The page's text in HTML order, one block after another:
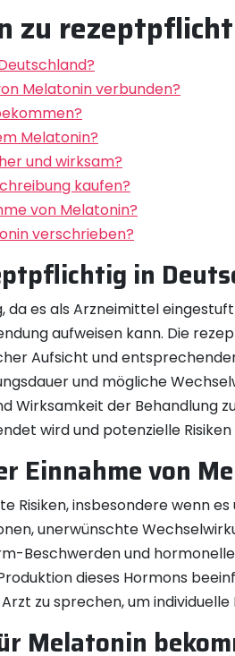
zu
Melatonin verbunden?
Melatonin?
und wirksam?
kaufen?
von Melatonin?
verschrieben?
in
es als Arzneimittel
aufweisen kann. Die
Aufsicht und
und mögliche
Wirksamkeit der Behandlung
wird und potenzielle
Einnahme von
Risiken, insbesondere wenn
unerwünschte
Beschwerden und
dieses Hormons
zu sprechen, um
Melatonin